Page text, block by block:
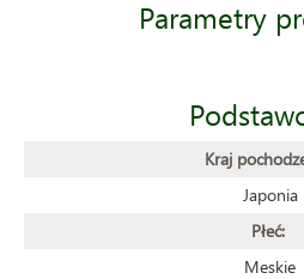
Parametry
Kraj
Japonia
Płeć:
Meskie